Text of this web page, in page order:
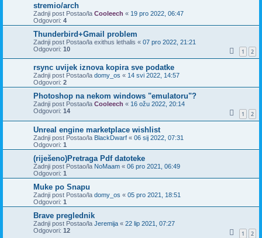
stremio/arch
Zadnji post Postao/la Cooleech « 19 pro 2022, 06:47
Odgovori: 4
Thunderbird+Gmail problem
Zadnji post Postao/la exithus lethalis « 07 pro 2022, 21:21
Odgovori: 10 1 2
rsync uvijek iznova kopira sve podatke
Zadnji post Postao/la domy_os « 14 svi 2022, 14:57
Odgovori: 2
Photoshop na nekom windows "emulatoru"?
Zadnji post Postao/la Cooleech « 16 ožu 2022, 20:14
Odgovori: 14 1 2
Unreal engine marketplace wishlist
Zadnji post Postao/la BlackDwarf « 06 sij 2022, 07:31
Odgovori: 1
(riješeno)Pretraga Pdf datoteke
Zadnji post Postao/la NoMaam « 06 pro 2021, 06:49
Odgovori: 1
Muke po Snapu
Zadnji post Postao/la domy_os « 05 pro 2021, 18:51
Odgovori: 1
Brave preglednik
Zadnji post Postao/la Jeremija « 22 lip 2021, 07:27
Odgovori: 12 1 2